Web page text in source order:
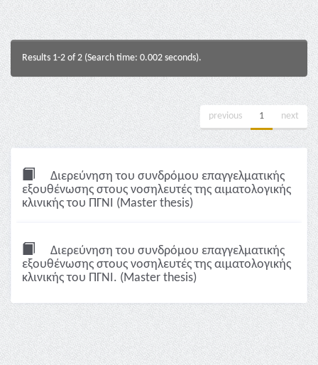
Results 1-2 of 2 (Search time: 0.002 seconds).
previous 1 next
Διερεύνηση του συνδρόμου επαγγελματικής
εξουθένωσης στους νοσηλευτές της αιματολογικής
κλινικής του ΠΓΝΙ (Master thesis)
Διερεύνηση του συνδρόμου επαγγελματικής
εξουθένωσης στους νοσηλευτές της αιματολογικής
κλινικής του ΠΓΝΙ. (Master thesis)